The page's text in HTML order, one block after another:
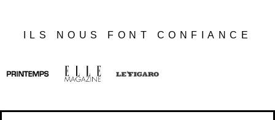
ILS NOUS FONT CONFIANCE